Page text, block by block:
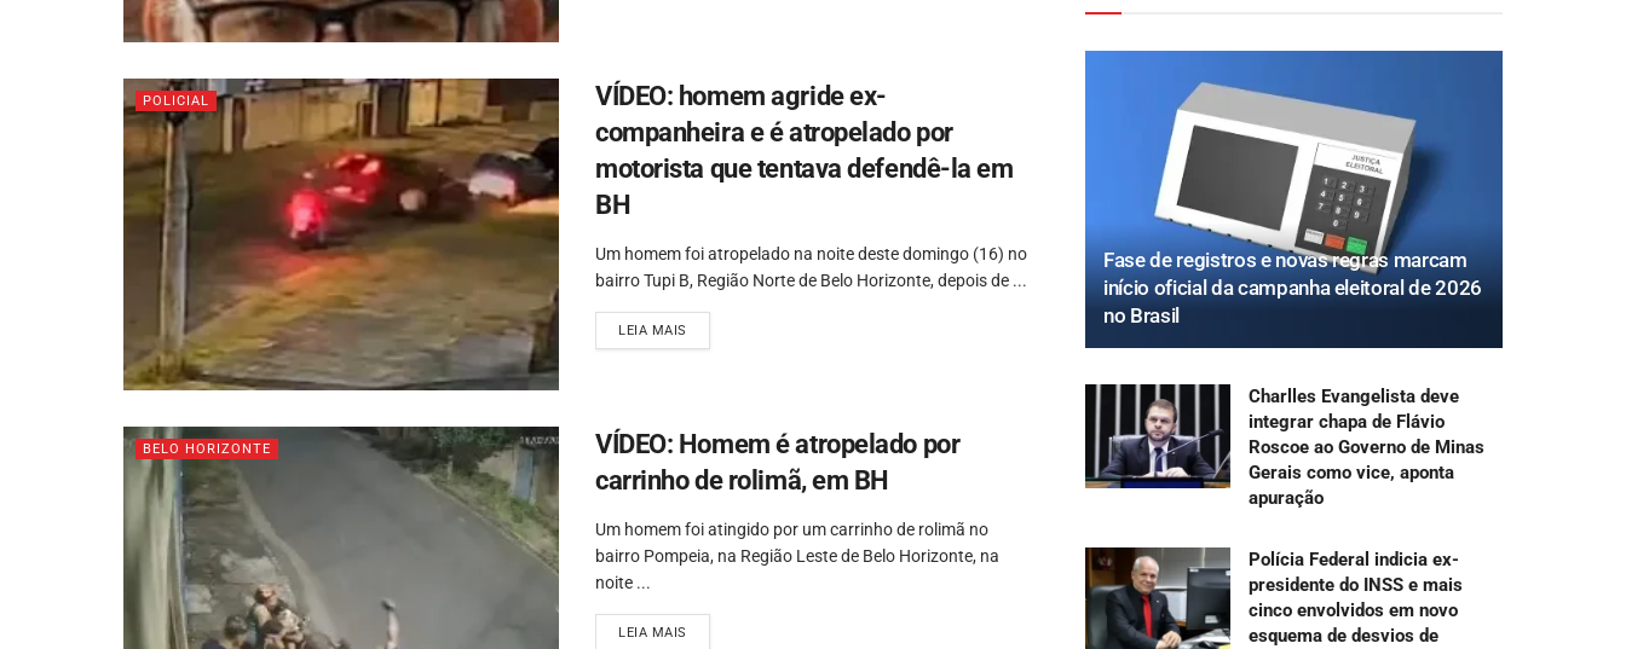
POLICIAL
VÍDEO: homem agride ex-
companheira e é atropelado por
motorista que tentava defendê-la em
BH
Um homem foi atropelado na noite deste domingo (16) no
bairro Tupi B, Região Norte de Belo Horizonte, depois de ...
LEIA MAIS
BELO HORIZONTE
VÍDEO: Homem é atropelado por
carrinho de rolimã, em BH
Um homem foi atingido por um carrinho de rolimã no
bairro Pompeia, na Região Leste de Belo Horizonte, na
noite ...
LEIA MAIS
Fase de registros e novas regras marcam
início oficial da campanha eleitoral de 2026
no Brasil
Charlles Evangelista deve
integrar chapa de Flávio
Roscoe ao Governo de Minas
Gerais como vice, aponta
apuração
Polícia Federal indicia ex-
presidente do INSS e mais
cinco envolvidos em novo
esquema de desvios de